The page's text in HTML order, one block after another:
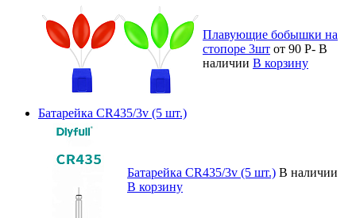
Плавующие бобышки на
стопоре 3шт от 90 Р- В
наличии В корзину
Батарейка CR435/3v (5 шт.)
Батарейка CR435/3v (5 шт.) В наличии
В корзину